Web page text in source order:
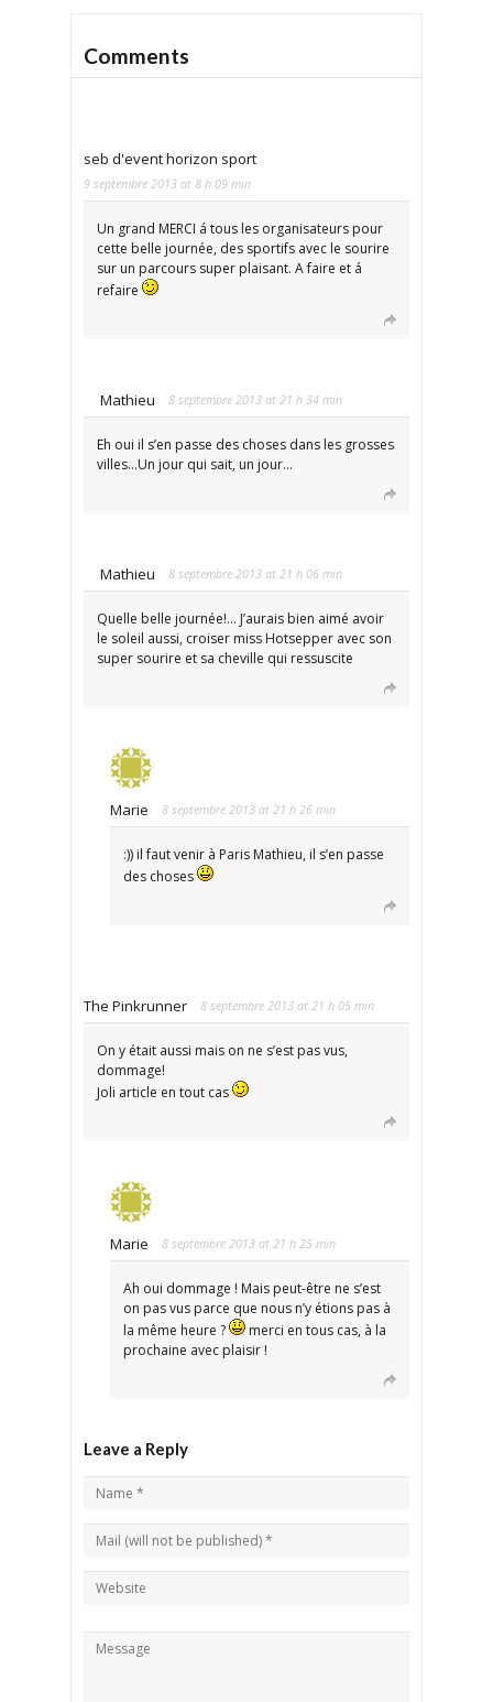
Comments
seb d'event horizon sport
9 septembre 2013 at 8 h 09 min
Un grand MERCI á tous les organisateurs pour
cette belle journée, des sportifs avec le sourire
sur un parcours super plaisant. A faire et á
refaire
Mathieu 8 septembre 2013 at 21 h 34 min
Eh oui il s’en passe des choses dans les grosses
villes…Un jour qui sait, un jour…
Mathieu 8 septembre 2013 at 21 h 06 min
Quelle belle journée!… J’aurais bien aimé avoir
le soleil aussi, croiser miss Hotsepper avec son
super sourire et sa cheville qui ressuscite
Marie 8 septembre 2013 at 21 h 26 min
:)) il faut venir à Paris Mathieu, il s’en passe
des choses
The Pinkrunner 8 septembre 2013 at 21 h 05 min
On y était aussi mais on ne s’est pas vus,
dommage!
Joli article en tout cas
Marie 8 septembre 2013 at 21 h 25 min
Ah oui dommage ! Mais peut-être ne s’est
on pas vus parce que nous n’y étions pas à
la même heure ?
merci en tous cas, à la
prochaine avec plaisir !
Leave a Reply